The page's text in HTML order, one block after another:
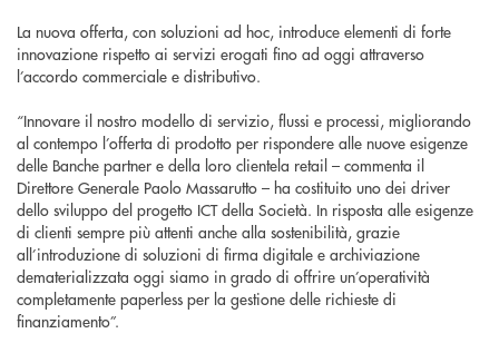
La nuova offerta, con soluzioni ad hoc, introduce elementi di forte
innovazione rispetto ai servizi erogati fino ad oggi attraverso
l’accordo commerciale e distributivo.
“Innovare il nostro modello di servizio, flussi e processi, migliorando
al contempo l’offerta di prodotto per rispondere alle nuove esigenze
delle Banche partner e della loro clientela retail – commenta il
Direttore Generale Paolo Massarutto – ha costituito uno dei driver
dello sviluppo del progetto ICT della Società. In risposta alle esigenze
di clienti sempre più attenti anche alla sostenibilità, grazie
all’introduzione di soluzioni di firma digitale e archiviazione
dematerializzata oggi siamo in grado di offrire un’operatività
completamente paperless per la gestione delle richieste di
finanziamento”.